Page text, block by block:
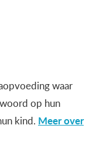
waar
op hun
kind. Meer over